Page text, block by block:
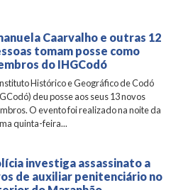
Caarvalho e outras 12
tomam posse como
do IHGCodó
Histórico e Geográfico de Codó
deu posse aos seus 13 novos
O evento foi realizado na noite da
quinta-feira...
investiga assassinato a
de auxiliar penitenciário no